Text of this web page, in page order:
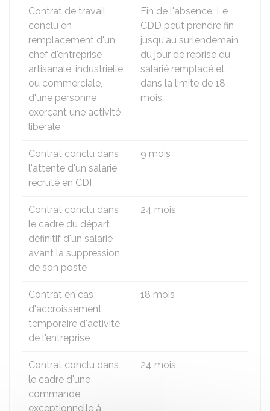
Contrat de travail
conclu en
remplacement d'un
chef d'entreprise
artisanale, industrielle
ou commerciale,
d'une personne
exerçant une activité
libérale
Fin de l'absence. Le
CDD peut prendre fin
jusqu'au surlendemain
du jour de reprise du
salarié remplacé et
dans la limite de 18
mois.
Contrat conclu dans
l'attente d'un salarié
recruté en CDI
9 mois
Contrat conclu dans
le cadre du départ
définitif d'un salarié
avant la suppression
de son poste
24 mois
Contrat en cas
d'accroissement
temporaire d'activité
de l'entreprise
18 mois
Contrat conclu dans
le cadre d'une
commande
exceptionnelle à
24 mois